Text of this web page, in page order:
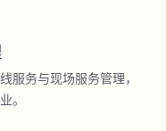
服务与现场服务管理，
。